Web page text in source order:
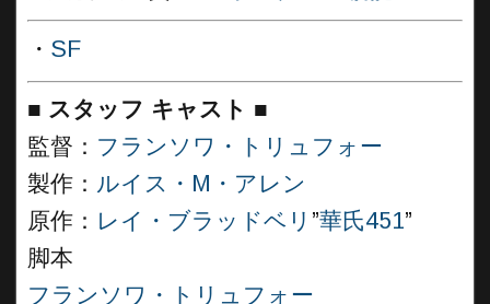
・ SF
■ スタッフ キャスト ■
監督： フランソワ・トリュフォー
製作： ルイス・M・アレン
原作： レイ・ブラッドベリ ”華氏451”
脚本
フランソワ・トリュフォー